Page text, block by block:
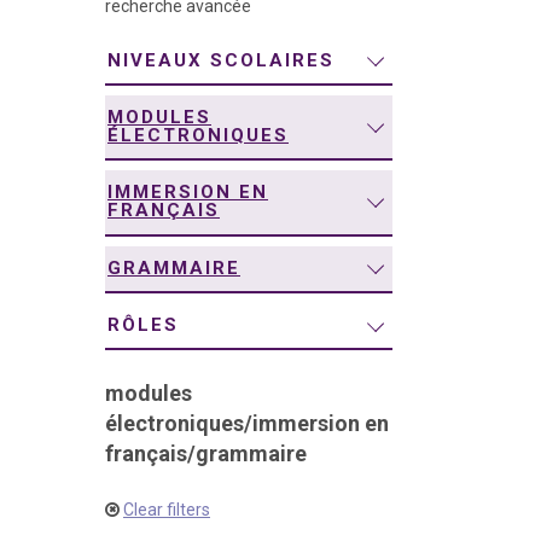
recherche avancée
NIVEAUX SCOLAIRES
MODULES
ÉLECTRONIQUES
IMMERSION EN
FRANÇAIS
GRAMMAIRE
RÔLES
modules
électroniques/immersion en
français/grammaire
Clear filters